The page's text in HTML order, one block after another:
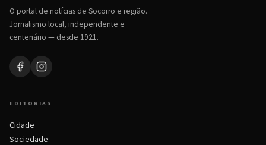
O portal de notícias de Socorro e região.
Jornalismo local, independente e
centenário — desde 1921.
EDITORIAS
Cidade
Sociedade